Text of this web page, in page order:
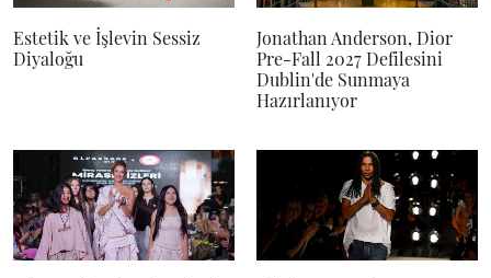
Estetik ve İşlevin Sessiz
Diyaloğu
Jonathan Anderson, Dior
Pre-Fall 2027 Defilesini
Dublin'de Sunmaya
Hazırlanıyor